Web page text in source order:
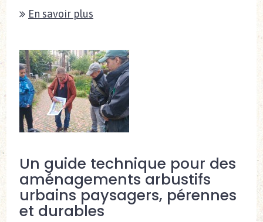
En savoir plus
Un guide technique pour des
aménagements arbustifs
urbains paysagers, pérennes
et durables